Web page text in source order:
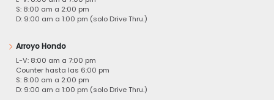
S: 8:00 am a 2:00 pm
D: 9:00 am a 1:00 pm (solo Drive Thru.)
Arroyo Hondo
L-V: 8:00 am a 7:00 pm
Counter hasta las 6:00 pm
S: 8:00 am a 2:00 pm
D: 9:00 am a 1:00 pm (solo Drive Thru.)